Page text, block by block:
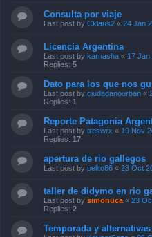
Consulta por viaje
Last post by Cklaus2 « 24 Jan
Licencia Argentina
Last post by karnasha « 17 Jan
Replies: 5
Dato para los que nos
Last post by ciudadanourban «
Replies: 1
Reporte Patagonia
Last post by treswrx « 19 Nov
Replies: 17
apertura de rio gallegos
Last post by pelito86 « 23 Oct
taller de didymo en rio
Last post by simonuca « 23
Replies: 2
Temporada y